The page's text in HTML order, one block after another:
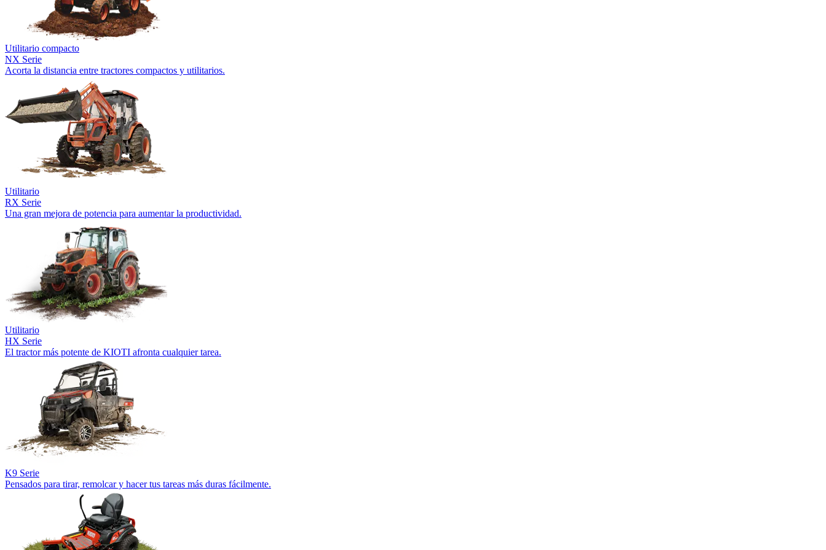
Utilitario compacto
NX Serie
Acorta la distancia entre tractores compactos y utilitarios.
Utilitario
RX Serie
Una gran mejora de potencia para aumentar la productividad.
Utilitario
HX Serie
El tractor más potente de KIOTI afronta cualquier tarea.
K9 Serie
Pensados para tirar, remolcar y hacer tus tareas más duras fácilmente.